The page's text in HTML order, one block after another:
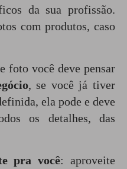
da sua profissão.
com produtos, caso
foto você deve pensar
, se você já tiver
ela pode e deve
os detalhes, das
pra você: aproveite